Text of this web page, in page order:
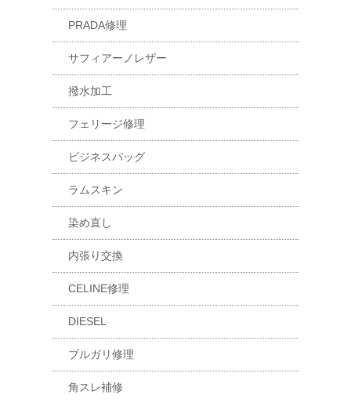
PRADA修理
サフィアーノレザー
撥水加工
フェリージ修理
ビジネスバッグ
ラムスキン
染め直し
内張り交換
CELINE修理
DIESEL
ブルガリ修理
角スレ補修